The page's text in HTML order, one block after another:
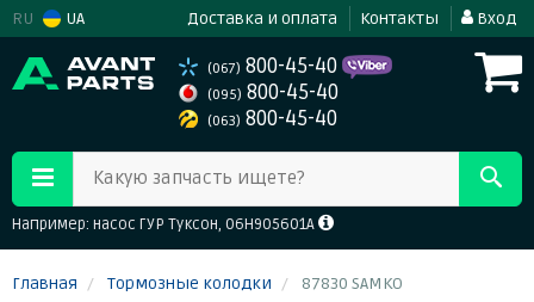
RU UA Доставка и оплата Контакты Вход
(067) 800-45-40
(095) 800-45-40
(063) 800-45-40
Какую запчасть ищете?
Например: насос ГУР Туксон, 06H905601A
Главная Тормозные колодки 87830 SAMKO